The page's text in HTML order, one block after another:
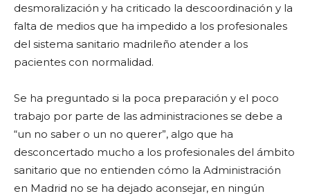
desmoralización y ha criticado la descoordinación y la
falta de medios que ha impedido a los profesionales
del sistema sanitario madrileño atender a los
pacientes con normalidad.
Se ha preguntado si la poca preparación y el poco
trabajo por parte de las administraciones se debe a
“un no saber o un no querer”, algo que ha
desconcertado mucho a los profesionales del ámbito
sanitario que no entienden cómo la Administración
en Madrid no se ha dejado aconsejar, en ningún